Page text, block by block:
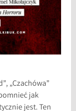
„Czachówa”
jak
jest. Ten